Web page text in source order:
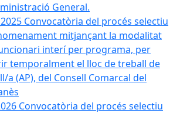
General.
Convocatòria del procés selectiu
mitjançant la modalitat
interí per programa, per
temporalment el lloc de treball de
a (AP), del Consell Comarcal del
Convocatòria del procés selectiu